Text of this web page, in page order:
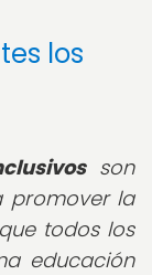
los
son
promover la
todos los
educación